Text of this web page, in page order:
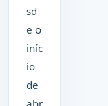
sd
e o
iníc
io
de
abr